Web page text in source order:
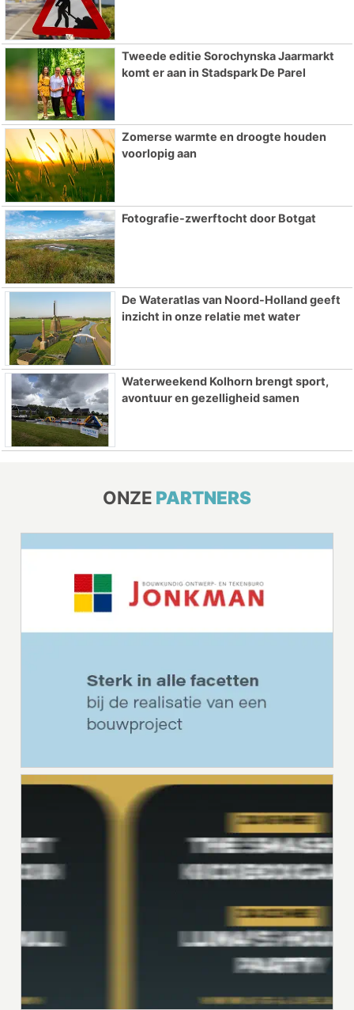
Tweede editie Sorochynska Jaarmarkt
komt er aan in Stadspark De Parel
Zomerse warmte en droogte houden
voorlopig aan
Fotografie-zwerftocht door Botgat
De Wateratlas van Noord-Holland geeft
inzicht in onze relatie met water
Waterweekend Kolhorn brengt sport,
avontuur en gezelligheid samen
ONZE PARTNERS